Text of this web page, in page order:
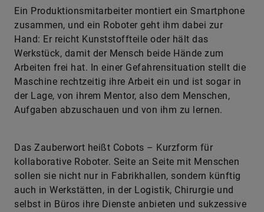
Ein Produktionsmitarbeiter montiert ein Smartphone
zusammen, und ein Roboter geht ihm dabei zur
Hand: Er reicht Kunststoffteile oder hält das
Werkstück, damit der Mensch beide Hände zum
Arbeiten frei hat. In einer Gefahrensituation stellt die
Maschine rechtzeitig ihre Arbeit ein und ist sogar in
der Lage, von ihrem Mentor, also dem Menschen,
Aufgaben abzuschauen und von ihm zu lernen.
Das Zauberwort heißt Cobots – Kurzform für
kollaborative Roboter. Seite an Seite mit Menschen
sollen sie nicht nur in Fabrikhallen, sondern künftig
auch in Werkstätten, in der Logistik, Chirurgie und
selbst in Büros ihre Dienste anbieten und sukzessive